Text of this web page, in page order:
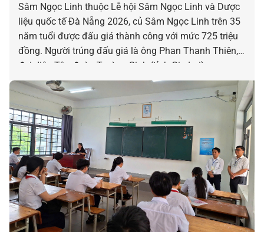
Sâm Ngọc Linh thuộc Lễ hội Sâm Ngọc Linh và Dược
liệu quốc tế Đà Nẵng 2026, củ Sâm Ngọc Linh trên 35
năm tuổi được đấu giá thành công với mức 725 triệu
đồng. Người trúng đấu giá là ông Phan Thanh Thiên,
đại diện Tập đoàn Trường Sinh (tỉnh Gia Lai).